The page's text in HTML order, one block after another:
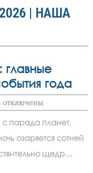
| НАША
года
к
записи
шоу
2026:
главные
астрономические
события
отключены
с парада планет,
озаряется сотней
щедр…